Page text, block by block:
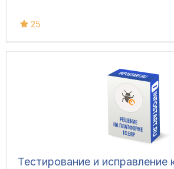
25
Тестирование и исправление